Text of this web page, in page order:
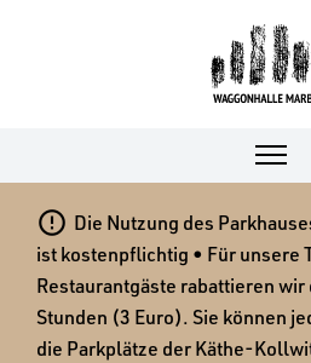
 Die Nutzung des
ist kostenpflichtig • Für unsere
Restaurantgäste rabattieren
Stunden (3 Euro). Sie können
die Parkplätze der Käthe-